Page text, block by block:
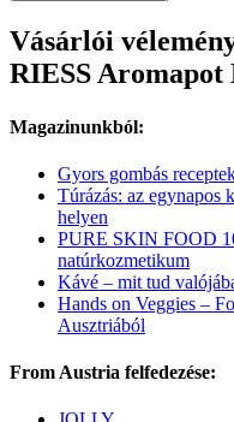
Vásárlói
RIESS Aromapot
Magazinunkból:
Gyors gombás
Túrázás: az egynapos
helyen
PURE SKIN FOOD
natúrkozmetikum
Kávé – mit tud
Hands on Veggies –
Ausztriából
From Austria felfedezése: